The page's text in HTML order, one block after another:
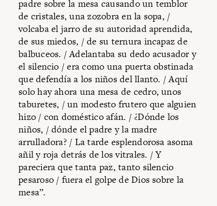
padre sobre la mesa causando un temblor
de cristales, una zozobra en la sopa, /
volcaba el jarro de su autoridad aprendida,
de sus miedos, / de su ternura incapaz de
balbuceos. / Adelantaba su dedo acusador y
el silencio / era como una puerta obstinada
que defendía a los niños del llanto. / Aquí
solo hay ahora una mesa de cedro, unos
taburetes, / un modesto frutero que alguien
hizo / con doméstico afán. / ¿Dónde los
niños, / dónde el padre y la madre
arrulladora? / La tarde esplendorosa asoma
añil y roja detrás de los vitrales. / Y
pareciera que tanta paz, tanto silencio
pesaroso / fuera el golpe de Dios sobre la
mesa”.